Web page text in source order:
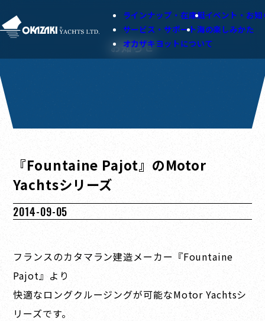
ラインナップ・在庫艇イベント・お知
サービス・サポート海の楽しみかた
オカザキヨットについて
お知らせ
『Fountaine Pajot』のMotor
Yachtsシリーズ
2014-09-05
フランスのカタマラン建造メーカー『Fountaine
Pajot』より
快適なロングクルージングが可能なMotor Yachtsシ
リーズです。